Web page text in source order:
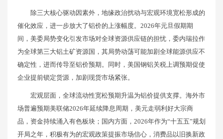
除三大核心驱动因素外，地缘政治扰动与宏观环境宽松形成的
催化效应，进一步放大了铝价的上涨幅度。2026年元旦假期期
间，美委局势变化引发市场对全球资源供应链的担忧，委内瑞拉作
为全球第三大铝土矿资源国，其局势动荡可能加剧全球能源供应不
确定性，进而传导至铝价预期。同时，美国钢铝关税上调预期促使
企业提前锁定货源，加剧现货市场紧张。
宏观层面，全球流动性宽松预期升温为铝价提供支撑。海外市
场普遍预期美联储2026年延续降息周期，美元走弱利好大宗商
品，资金持续涌入有色板块；国内方面，2026年作为“十五五”规划
开局之年，积极有为的宏观政策提振市场信心，消费品以旧换新政